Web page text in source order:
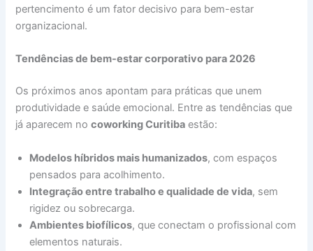
pertencimento é um fator decisivo para bem-estar
organizacional.
Tendências de bem-estar corporativo para 2026
Os próximos anos apontam para práticas que unem
produtividade e saúde emocional. Entre as tendências que
já aparecem nocoworking Curitiba estão:
Modelos híbridos mais humanizados, com espaços
pensados para acolhimento.
Integração entre trabalho e qualidade de vida, sem
rigidez ou sobrecarga.
Ambientes biofílicos, que conectam o profissional com
elementos naturais.